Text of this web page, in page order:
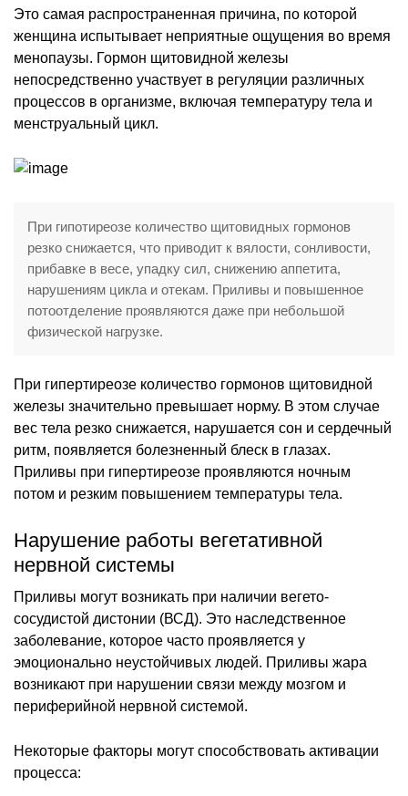
Это самая распространенная причина, по которой
женщина испытывает неприятные ощущения во время
менопаузы. Гормон щитовидной железы
непосредственно участвует в регуляции различных
процессов в организме, включая температуру тела и
менструальный цикл.
При гипотиреозе количество щитовидных гормонов
резко снижается, что приводит к вялости, сонливости,
прибавке в весе, упадку сил, снижению аппетита,
нарушениям цикла и отекам. Приливы и повышенное
потоотделение проявляются даже при небольшой
физической нагрузке.
При гипертиреозе количество гормонов щитовидной
железы значительно превышает норму. В этом случае
вес тела резко снижается, нарушается сон и сердечный
ритм, появляется болезненный блеск в глазах.
Приливы при гипертиреозе проявляются ночным
потом и резким повышением температуры тела.
Нарушение работы вегетативной
нервной системы
Приливы могут возникать при наличии вегето-
сосудистой дистонии (ВСД). Это наследственное
заболевание, которое часто проявляется у
эмоционально неустойчивых людей. Приливы жара
возникают при нарушении связи между мозгом и
периферийной нервной системой.
Некоторые факторы могут способствовать активации
процесса: